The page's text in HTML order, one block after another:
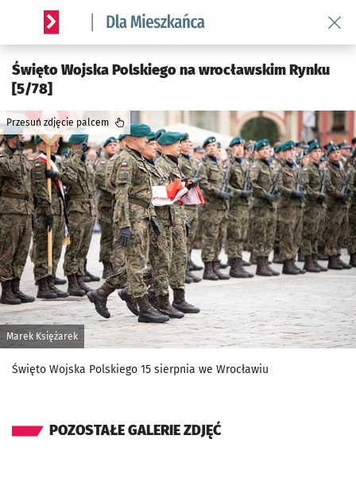
Serwis informacyjny wroclaw.pl podserwis: Dla mieszkańca
Święto Wojska Polskiego na wrocławskim Rynku
[5/78]
Marek Księżarek
Przesuń zdjęcie palcem
Święto Wojska Polskiego 15 sierpnia we Wrocławiu
POZOSTAŁE GALERIE ZDJĘĆ